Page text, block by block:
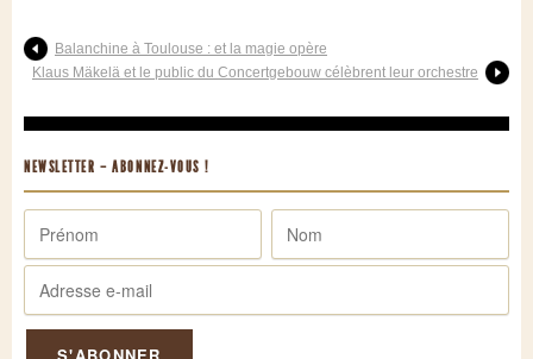
Balanchine à Toulouse : et la magie opère
Klaus Mäkelä et le public du Concertgebouw célèbrent leur orchestre
NEWSLETTER – ABONNEZ-VOUS !